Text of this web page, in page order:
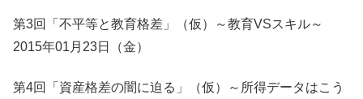
第3回「不平等と教育格差」（仮）～教育VSスキル～
2015年01月23日（金）
第4回「資産格差の闇に迫る」（仮）～所得データはこう